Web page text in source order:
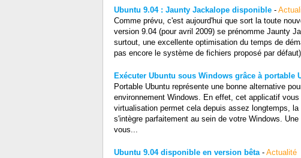
Ubuntu 9.04 : Jaunty Jackalope disponible-
Comme prévu, c'est aujourd'hui que sort la toute
version 9.04 (pour avril 2009) se prénomme Jaunty
surtout, une excellente optimisation du temps de
pas encore le système de fichiers proposé par
Exécuter Ubuntu sous Windows grâce à portable
Portable Ubuntu représente une bonne alternative
environnement Windows. En effet, cet applicatif
virtualisation permet cela depuis assez longtemps,
s'intègre parfaitement au sein de votre Windows.
vous...
Ubuntu 9.04 disponible en version bêta- Actualité